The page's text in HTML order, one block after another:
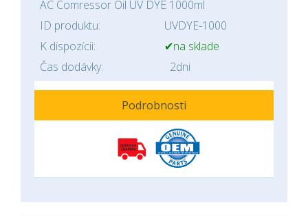
AC Comressor Oil UV DYE 1000ml
ID produktu:
UVDYE-1000
K dispozícii:
✔na sklade
Čas dodávky:
2dni
Podrobnosti